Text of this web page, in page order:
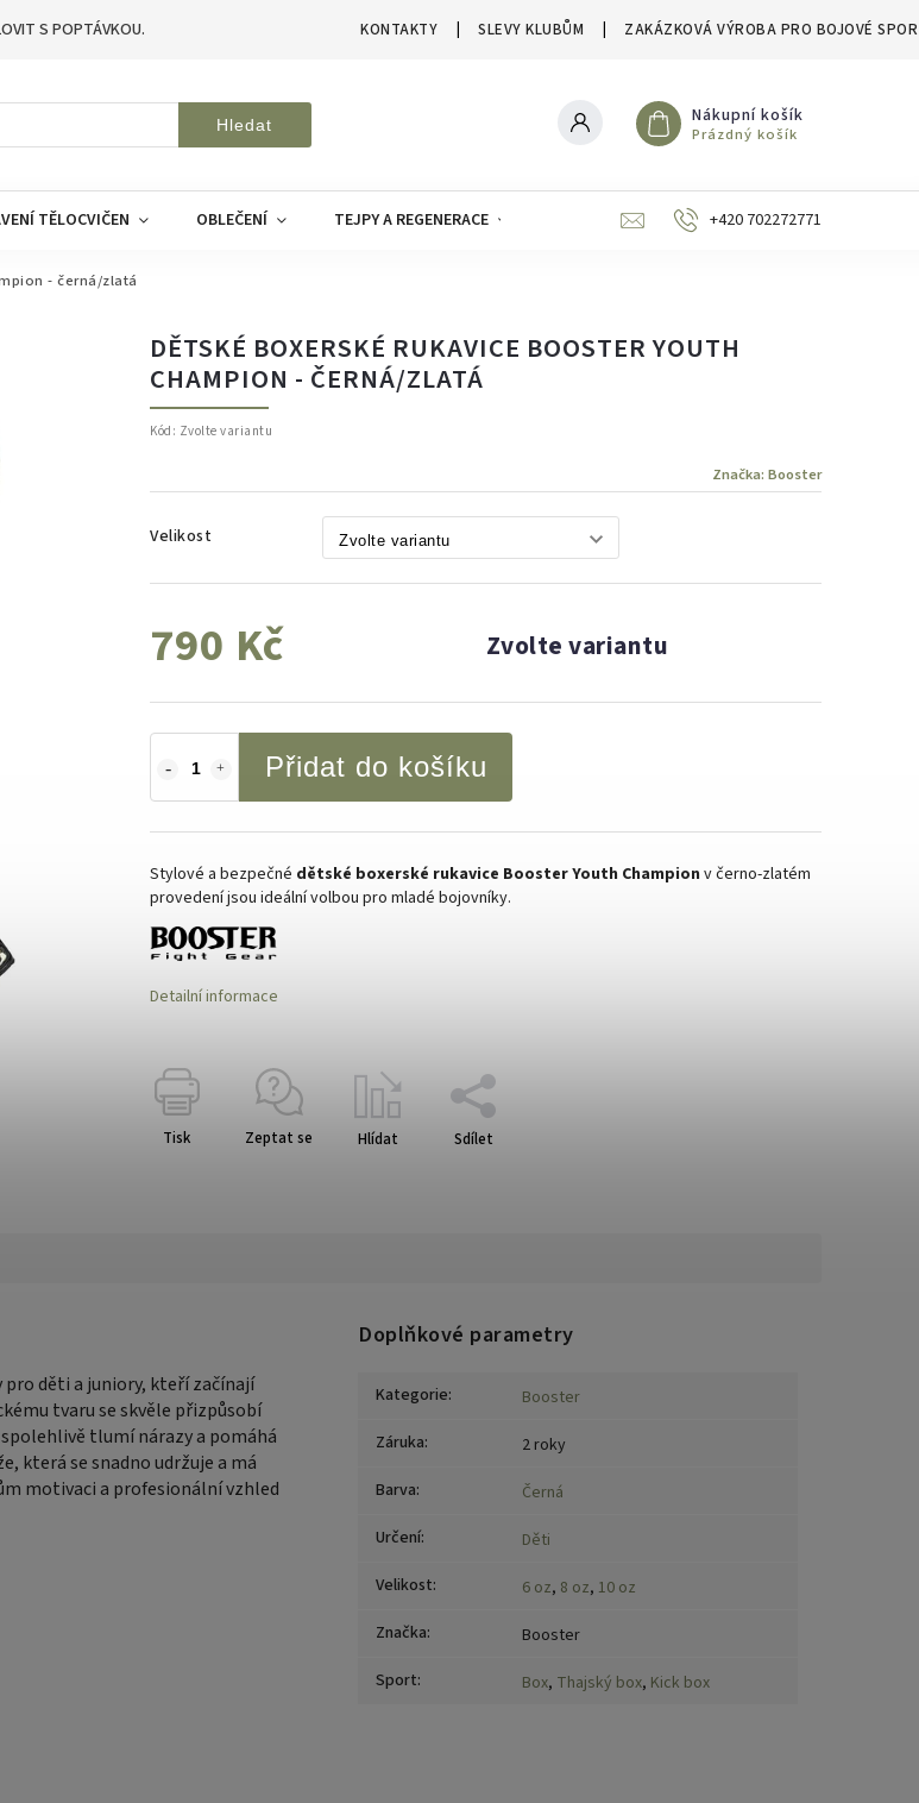
S POPTÁVKOU. KONTAKTY SLEVY KLUBŮM ZAKÁZKOVÁ VÝROBA PRO BOJOVÉ
Hledat Nákupní košík
Prázdný košík
TĚLOCVIČEN OBLEČENÍ TEJPY A REGENERACE SLEVY A VÝPRODEJE
+420 702272771
- černá/zlatá
DĚTSKÉ BOXERSKÉ RUKAVICE BOOSTER YOUTH
CHAMPION - ČERNÁ/ZLATÁ
Kód: Zvolte variantu
Značka: Booster
Velikost
790 Kč Zvolte variantu
Přidat do košíku
Stylové a bezpečné dětské boxerské rukavice Booster Youth Champion v černo‑zlatém
provedení jsou ideální volbou pro mladé bojovníky.
Detailní informace
Tisk Zeptat se Hlídat Sdílet
pro děti a juniory, kteří začínají
tvaru se skvěle přizpůsobí
tlumí nárazy a pomáhá
která se snadno udržuje a má
motivaci a profesionální vzhled
Doplňkové parametry
Kategorie:
Booster
Záruka:
2 roky
Barva:
Černá
Určení:
Děti
Velikost: 6 oz, 8 oz, 10 oz
Značka:
Booster
Sport: Box, Thajský box, Kick box